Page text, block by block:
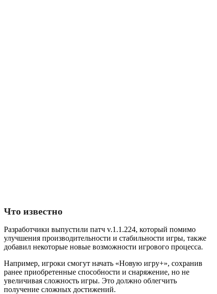
Что известно
Разработчики выпустили патч v.1.1.224, который помимо
улучшения производительности и стабильности игры, также
добавил некоторые новые возможности игрового процесса.
Например, игроки смогут начать «Новую игру+», сохранив
ранее приобретенные способности и снаряжение, но не
увеличивая сложность игры. Это должно облегчить
получение сложных достижений.